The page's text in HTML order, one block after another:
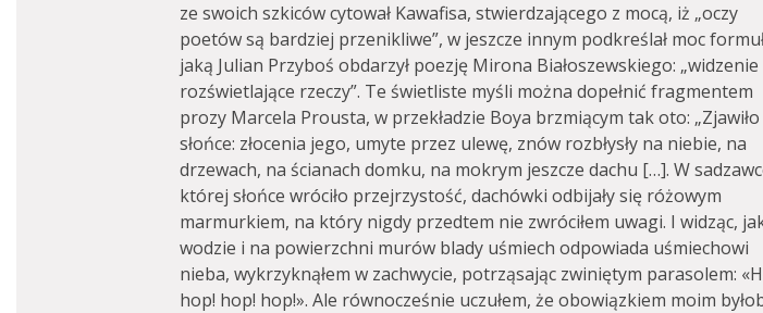
ze swoich szkiców cytował Kawafisa, stwierdzającego z mocą, iż „oczy
poetów są bardziej przenikliwe”, w jeszcze innym podkreślał moc
jaką Julian Przyboś obdarzył poezję Mirona Białoszewskiego: „widzenie
rozświetlające rzeczy”. Te świetliste myśli można dopełnić fragmentem
prozy Marcela Prousta, w przekładzie Boya brzmiącym tak oto:
słońce: złocenia jego, umyte przez ulewę, znów rozbłysły na niebie, na
drzewach, na ścianach domku, na mokrym jeszcze dachu […]. W
której słońce wróciło przejrzystość, dachówki odbijały się różowym
marmurkiem, na który nigdy przedtem nie zwróciłem uwagi. I widząc,
wodzie i na powierzchni murów blady uśmiech odpowiada uśmiechowi
nieba, wykrzyknąłem w zachwycie, potrząsając zwiniętym parasolem:
hop! hop! hop!». Ale równocześnie uczułem, że obowiązkiem moim